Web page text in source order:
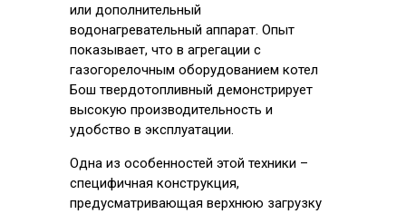
или дополнительный
водонагревательный аппарат. Опыт
показывает, что в агрегации с
газогорелочным оборудованием котел
Бош твердотопливный демонстрирует
высокую производительность и
удобство в эксплуатации.
Одна из особенностей этой техники –
специфичная конструкция,
предусматривающая верхнюю загрузку